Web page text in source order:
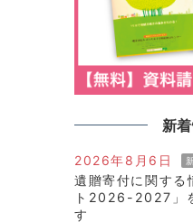
新
2026年8月6日
遺贈寄付に関する
ト2026-2027」
す